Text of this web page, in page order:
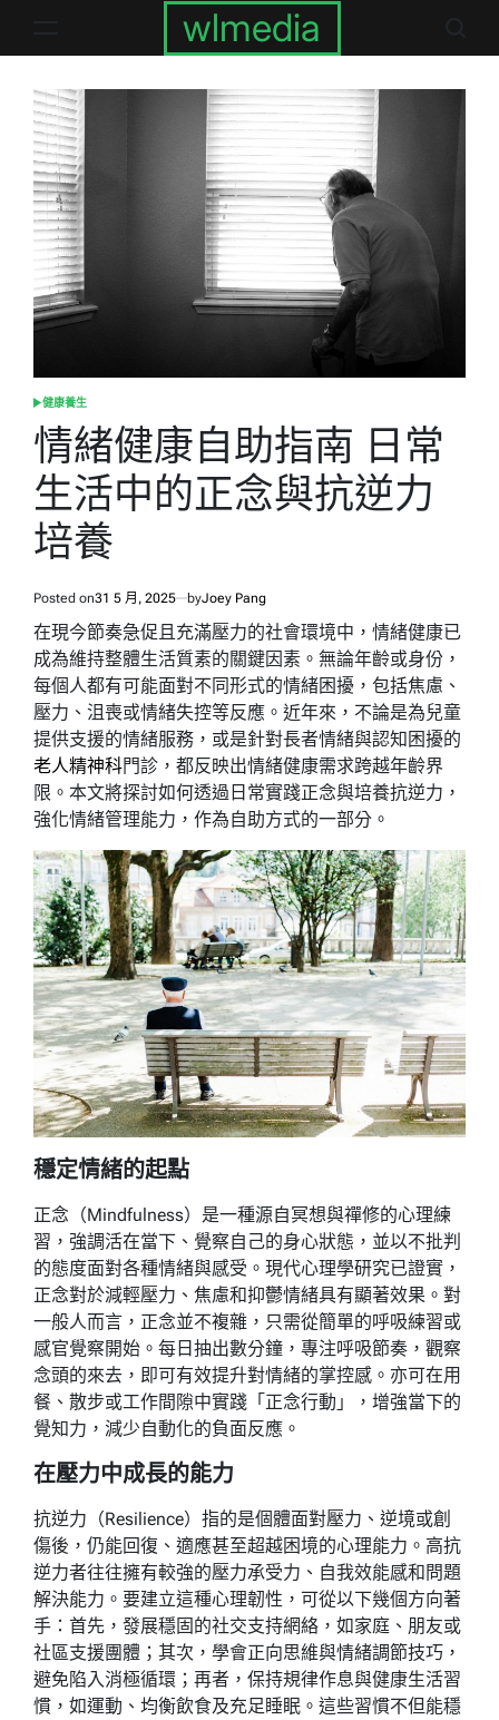
wlmedia
POSTED
IN
健康養生
情緒健康自助指南 日常
生活中的正念與抗逆力
培養
Posted on31 5 月, 2025 byJoey Pang
在現今節奏急促且充滿壓力的社會環境中，情緒健康已
成為維持整體生活質素的關鍵因素。無論年齡或身份，
每個人都有可能面對不同形式的情緒困擾，包括焦慮、
壓力、沮喪或情緒失控等反應。近年來，不論是為兒童
提供支援的情緒服務，或是針對長者情緒與認知困擾的
老人精神科門診，都反映出情緒健康需求跨越年齡界
限。本文將探討如何透過日常實踐正念與培養抗逆力，
強化情緒管理能力，作為自助方式的一部分。
穩定情緒的起點
正念（Mindfulness）是一種源自冥想與禪修的心理練
習，強調活在當下、覺察自己的身心狀態，並以不批判
的態度面對各種情緒與感受。現代心理學研究已證實，
正念對於減輕壓力、焦慮和抑鬱情緒具有顯著效果。對
一般人而言，正念並不複雜，只需從簡單的呼吸練習或
感官覺察開始。每日抽出數分鐘，專注呼吸節奏，觀察
念頭的來去，即可有效提升對情緒的掌控感。亦可在用
餐、散步或工作間隙中實踐「正念行動」，增強當下的
覺知力，減少自動化的負面反應。
在壓力中成長的能力
抗逆力（Resilience）指的是個體面對壓力、逆境或創
傷後，仍能回復、適應甚至超越困境的心理能力。高抗
逆力者往往擁有較強的壓力承受力、自我效能感和問題
解決能力。要建立這種心理韌性，可從以下幾個方向著
手：首先，發展穩固的社交支持網絡，如家庭、朋友或
社區支援團體；其次，學會正向思維與情緒調節技巧，
避免陷入消極循環；再者，保持規律作息與健康生活習
慣，如運動、均衡飲食及充足睡眠。這些習慣不但能穩